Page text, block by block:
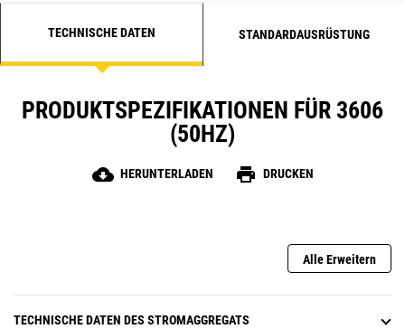
TECHNISCHE DATEN STANDARDAUSRÜSTUNG
PRODUKTSPEZIFIKATIONEN FÜR 3606
(50HZ)
cloud_download HERUNTERLADEN print DRUCKEN
Alle Erweitern
TECHNISCHE DATEN DES STROMAGGREGATS